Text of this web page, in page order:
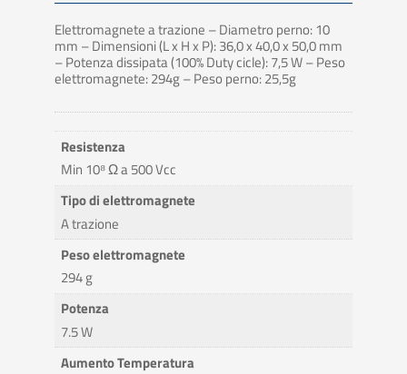
Elettromagnete a trazione – Diametro perno: 10
mm – Dimensioni (L x H x P): 36,0 x 40,0 x 50,0 mm
– Potenza dissipata (100% Duty cicle): 7,5 W – Peso
elettromagnete: 294g – Peso perno: 25,5g
Resistenza
Min 10⁸ Ω a 500 Vcc
Tipo di elettromagnete
A trazione
Peso elettromagnete
294 g
Potenza
7.5 W
Aumento Temperatura